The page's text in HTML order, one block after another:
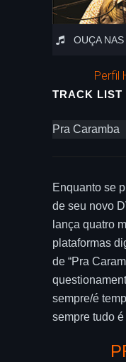
OUÇA
Perfil
TRACK LIST
Pra Caramba
Enquanto se
de seu novo
lança quatro
plataformas
de “Pra
sempre/é
sempre tudo é